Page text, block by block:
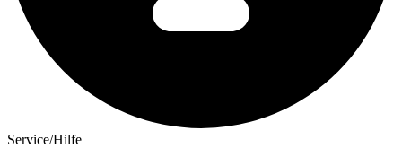
Service/Hilfe